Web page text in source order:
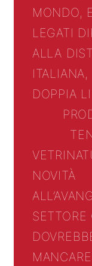
MONDO,
LEGATI
ALLA
DOPPIA
VETRINA
NOVITÀ